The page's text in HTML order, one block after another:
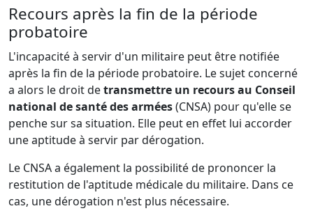
Recours après la fin de la période
probatoire
L'incapacité à servir d'un militaire peut être notifiée
après la fin de la période probatoire. Le sujet concerné
a alors le droit detransmettre un recours au Conseil
national de santé des armées(CNSA) pour qu'elle se
penche sur sa situation. Elle peut en effet lui accorder
une aptitude à servir par dérogation.
Le CNSA a également la possibilité de prononcer la
restitution de l'aptitude médicale du militaire. Dans ce
cas, une dérogation n'est plus nécessaire.